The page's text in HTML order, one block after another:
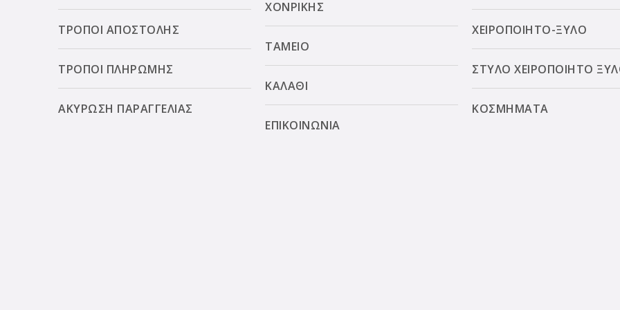
ΤΡΟΠΟΙ ΑΠΟΣΤΟΛΗΣ
ΤΡΟΠΟΙ ΠΛΗΡΩΜΗΣ
ΑΚΥΡΩΣΗ ΠΑΡΑΓΓΕΛΙΑΣ
ΧΟΝΡΙΚΗΣ
ΤΑΜΕΙΟ
ΚΑΛΑΘΙ
ΕΠΙΚΟΙΝΩΝΙΑ
ΧΕΙΡΟΠΟΙΗΤΟ-ΞΥΛΟ
ΣΤΥΛΟ ΧΕΙΡΟΠΟΙΗΤΟ
ΚΟΣΜΗΜΑΤΑ